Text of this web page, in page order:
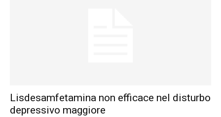
Lisdesamfetamina non efficace nel disturbo
depressivo maggiore